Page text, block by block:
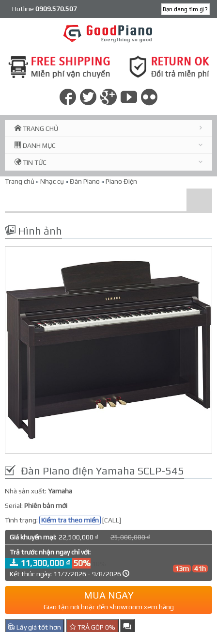
Hotline 0909.570.507
TRANG CHỦ
DANH MỤC
TIN TỨC
Trang chủ »Nhạc cụ »Đàn Piano »Piano Điện
Hình ảnh
Đàn Piano điện Yamaha SCLP-545
Nhà sản xuất: Yamaha
Serial: Phiên bản mới
Tình trạng: Kiểm tra theo miền [CALL]
13m 41h
Giá khuyến mại: 22,500,000 ₫
25,000,000 ₫
Trả trước nhận ngay chỉ với:
11,300,000 ₫ 50%
Kết thúc ngày: 11/7/2026 - 9/8/2026
MUA NGAY
Giao tận nơi hoặc đến showroom xem hàng
Lấy giá tốt hơn TRẢ GÓP 0%